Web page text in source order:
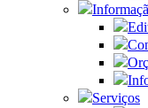
Serviços